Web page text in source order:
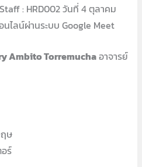
: HRD002 วันที่ 4 ตุลาคม
นไลน์ผ่านระบบ Google Meet
Ambito Torremuchaอาจารย์
ษ
ร์